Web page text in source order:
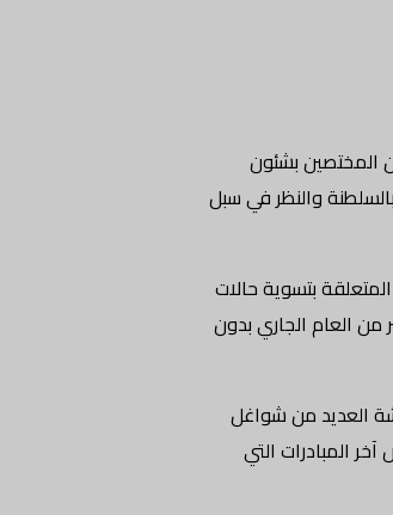
التقى خلالها بعدد من المسئولين المختصين بشئون
بالسلطنة والنظر في سبل
بتسوية حالات
العام الجاري بدون
العديد من شواغل
المبادرات التي